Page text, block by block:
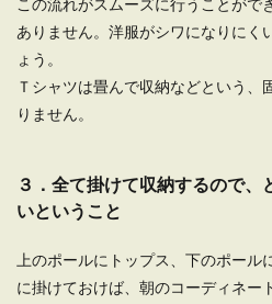
この流れがスムーズに行うことがで
ありません。洋服がシワになりにく
ょう。
Ｔシャツは畳んで収納などという、
りません。
３．全て掛けて収納するので
いということ
上のポールにトップス、下のポー
に掛けておけば、朝のコーディネー